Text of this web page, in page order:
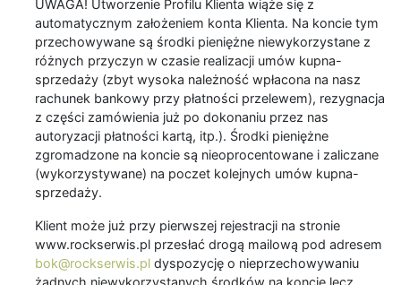
UWAGA! Utworzenie Profilu Klienta wiąże się z
automatycznym założeniem konta Klienta. Na koncie tym
przechowywane są środki pieniężne niewykorzystane z
różnych przyczyn w czasie realizacji umów kupna-
sprzedaży (zbyt wysoka należność wpłacona na nasz
rachunek bankowy przy płatności przelewem), rezygnacja
z części zamówienia już po dokonaniu przez nas
autoryzacji płatności kartą, itp.). Środki pieniężne
zgromadzone na koncie są nieoprocentowane i zaliczane
(wykorzystywane) na poczet kolejnych umów kupna-
sprzedaży.
Klient może już przy pierwszej rejestracji na stronie
www.rockserwis.pl przesłać drogą mailową pod adresem
bok@rockserwis.pl dyspozycję o nieprzechowywaniu